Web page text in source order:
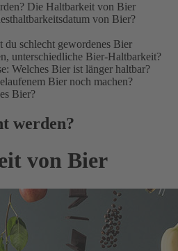
Die Haltbarkeit von Bier
von Bier?
du schlecht gewordenes Bier
unterschiedliche Bier-Haltbarkeit?
Welches Bier ist länger haltbar?
Bier noch machen?
Bier?
werden?
von Bier